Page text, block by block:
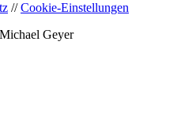
//Cookie-Einstellungen
Geyer